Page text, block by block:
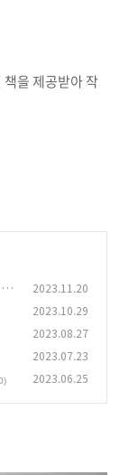
을 제공받아 작
2023.11.20
2023.10.29
2023.08.27
2023.07.23
2023.06.25